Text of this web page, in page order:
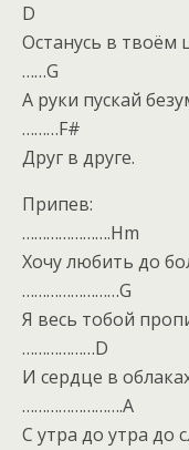
D
Останусь в твоём
……G
А руки пускай
………F#
Друг в друге.
Припев:
………………….Hm
Хочу любить до
……………………G
Я весь тобой
………………D
И сердце в
…………………….A
С утра до утра до